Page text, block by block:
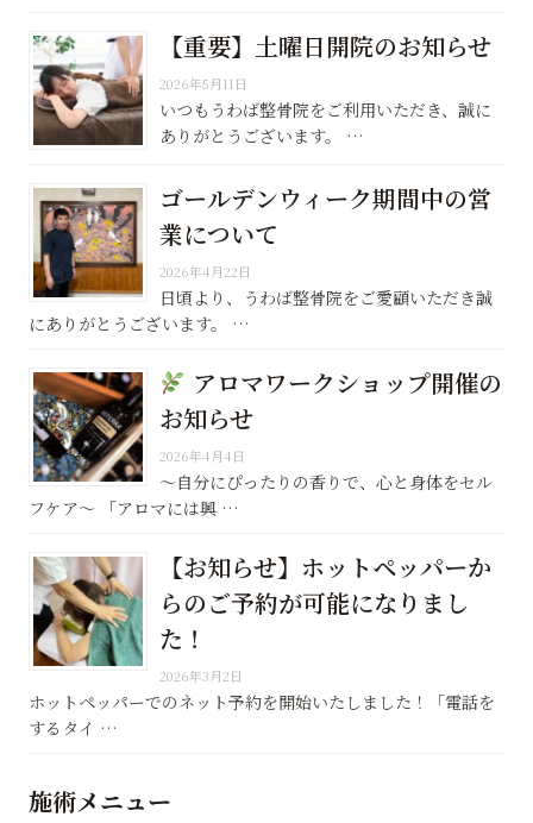
【重要】土曜日開院のお知らせ
2026年5月11日
いつもうわば整骨院をご利用いただき、誠に
ありがとうございます。 …
ゴールデンウィーク期間中の営
業について
2026年4月22日
日頃より、うわば整骨院をご愛顧いただき誠
にありがとうございます。 …
アロマワークショップ開催の
お知らせ
2026年4月4日
〜自分にぴったりの香りで、心と身体をセル
フケア〜 「アロマには興 …
【お知らせ】ホットペッパーか
らのご予約が可能になりまし
た！
2026年3月2日
ホットペッパーでのネット予約を開始いたしました！「電話を
するタイ …
施術メニュー